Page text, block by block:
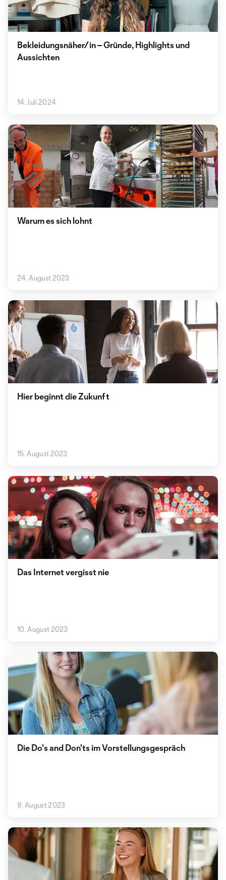
Bekleidungsnäher/in – Gründe, Highlights und
Aussichten
14. Juli 2024
Warum es sich lohnt
24. August 2023
Hier beginnt die Zukunft
15. August 2023
Das Internet vergisst nie
10. August 2023
Die Do's and Don'ts im Vorstellungsgespräch
8. August 2023